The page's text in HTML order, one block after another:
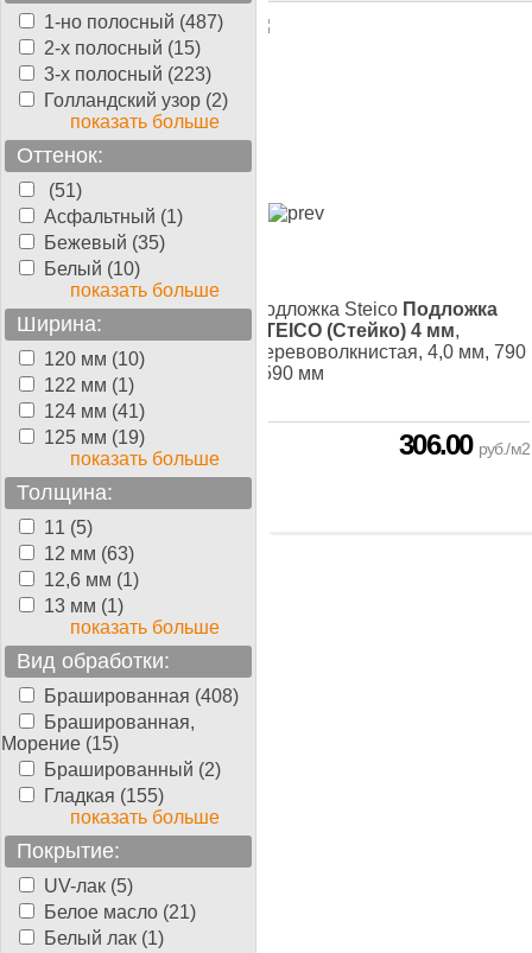
1-но полосный (487)
2-х полосный (15)
3-х полосный (223)
Голландский узор (2)
показать больше
Оттенок:
(51)
Асфальтный (1)
Бежевый (35)
Белый (10)
показать больше
Ширина:
120 мм (10)
122 мм (1)
124 мм (41)
125 мм (19)
показать больше
Толщина:
11 (5)
12 мм (63)
12,6 мм (1)
13 мм (1)
показать больше
Вид обработки:
Брашированная (408)
Брашированная,
Морение (15)
Брашированный (2)
Гладкая (155)
показать больше
Покрытие:
UV-лак (5)
Белое масло (21)
Белый лак (1)
TuplexПодложка
Profesional 3 mm
3,0 мм, 1100
мм
190.00
Подложка Steico Подложка
STEICO (Стейко) 4 мм,
Деревоволкнистая, 4,0 мм, 790
- 590 мм
306.00 руб./м2